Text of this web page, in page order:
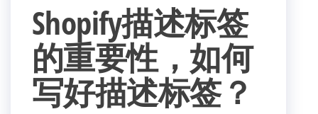
Shopify描述标签
的重要性，如何
写好描述标签？